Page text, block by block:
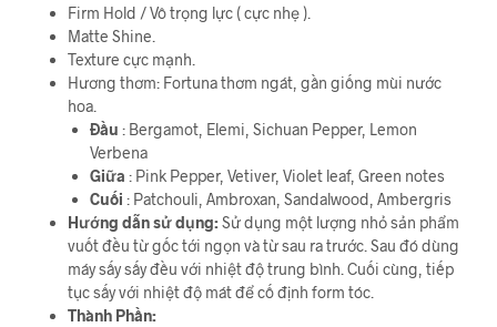
Firm Hold / Vô trọng lực ( cực nhẹ ).
Matte Shine.
Texture cực mạnh.
Hương thơm: Fortuna thơm ngát, gần giống mùi nước
hoa.
Đầu : Bergamot, Elemi, Sichuan Pepper, Lemon
Verbena
Giữa : Pink Pepper, Vetiver, Violet leaf, Green notes
Cuối : Patchouli, Ambroxan, Sandalwood, Ambergris
Hướng dẫn sử dụng:Sử dụng một lượng nhỏ sản phẩm
vuốt đều từ gốc tới ngọn và từ sau ra trước. Sau đó dùng
máy sấy sấy đều với nhiệt độ trung bình. Cuối cùng, tiếp
tục sấy với nhiệt độ mát để cố định form tóc.
Thành Phần: